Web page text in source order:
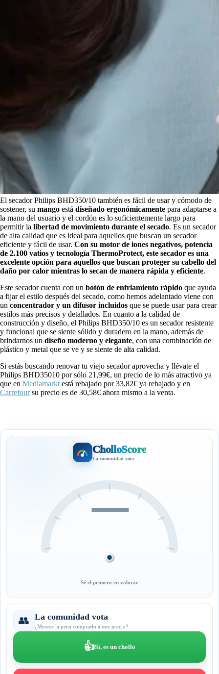
El secador Philips BHD350/10 también es fácil de usar y cómodo de
sostener, su mango está diseñado ergonómicamente para adaptarse a
la mano del usuario y el cordón es lo suficientemente largo para
permitir la libertad de movimiento durante el secado. Es un secador
de alta calidad que es ideal para aquellos que buscan un secador
eficiente y fácil de usar. Con su motor de iones negativos, potencia
de 2.100 vatios y tecnología ThermoProtect, este secador es una
excelente opción para aquellos que buscan proteger su cabello del
daño por calor mientras lo secan de manera rápida y eficiente.
Este secador cuenta con un botón de enfriamiento rápido que ayuda
a fijar el estilo después del secado, como hemos adelantado viene con
un concentrador y un difusor incluidos que se puede usar para crear
estilos más precisos y detallados. En cuanto a la calidad de
construcción y diseño, el Philips BHD350/10 es un secador resistente
y funcional que se siente sólido y duradero en la mano, además de
brindarnos un diseño moderno y elegante, con una combinación de
plástico y metal que se ve y se siente de alta calidad.
Si estás buscando renovar tu viejo secador aprovecha y llévate el
Philips BHD35010 por sólo 21,99€, un precio de lo más atractivo ya
que en Mediamarkt está rebajado por 33,82€ ya rebajado y en
Carrefoursu precio es de 30,58€ ahora mismo a la venta.
CholloScore
La comunidad vota
—
Sé el primero en valorar
👥 La comunidad vota
¿Merece la pena comprarlo a este precio?
👍Sí, es un chollo